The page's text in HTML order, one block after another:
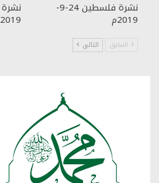
نشرة فلسطين 24-9-
2019م 2019م
السابق التالي